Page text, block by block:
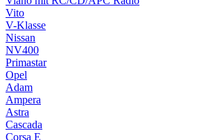
Vito
V-Klasse
Nissan
NV400
Primastar
Opel
Adam
Ampera
Astra
Cascada
Corsa E